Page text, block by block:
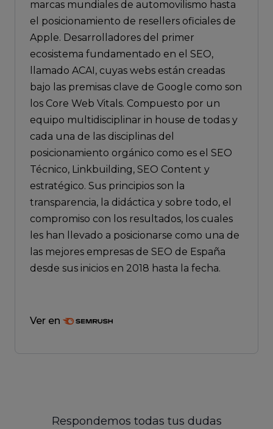
marcas mundiales de automovilismo hasta
el posicionamiento de resellers oficiales de
Apple. Desarrolladores del primer
ecosistema fundamentado en el SEO,
llamado ACAI, cuyas webs están creadas
bajo las premisas clave de Google como son
los Core Web Vitals. Compuesto por un
equipo multidisciplinar in house de todas y
cada una de las disciplinas del
posicionamiento orgánico como es el SEO
Técnico, Linkbuilding, SEO Content y
estratégico. Sus principios son la
transparencia, la didáctica y sobre todo, el
compromiso con los resultados, los cuales
les han llevado a posicionarse como una de
las mejores empresas de SEO de España
desde sus inicios en 2018 hasta la fecha.
Ver en
Respondemos todas tus dudas